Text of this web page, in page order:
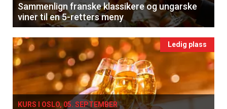
Sammenlign franske klassikere og ungarske
viner til en 5-retters meny
Ledig plass
KURS I OSLO, 05. SEPTEMBER